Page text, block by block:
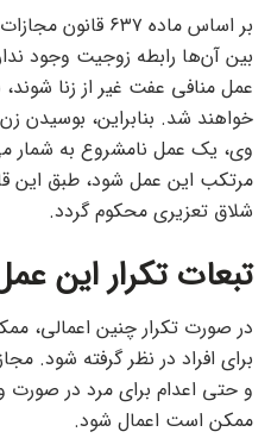
بر اساس ماده ۶۳۷
بین آن‌ها رابطه زوجیت وجود
خواهند شد. بنابراین، بوسیدن
وی، یک عمل نامشروع به شمار
شلاق تعزیری محکوم گردد.
تبعات تکرار این
در صورت تکرار چنین اعمالی،
برای افراد در نظر گرفته شود.
و حتی اعدام برای مرد در
ممکن است اعمال شود.